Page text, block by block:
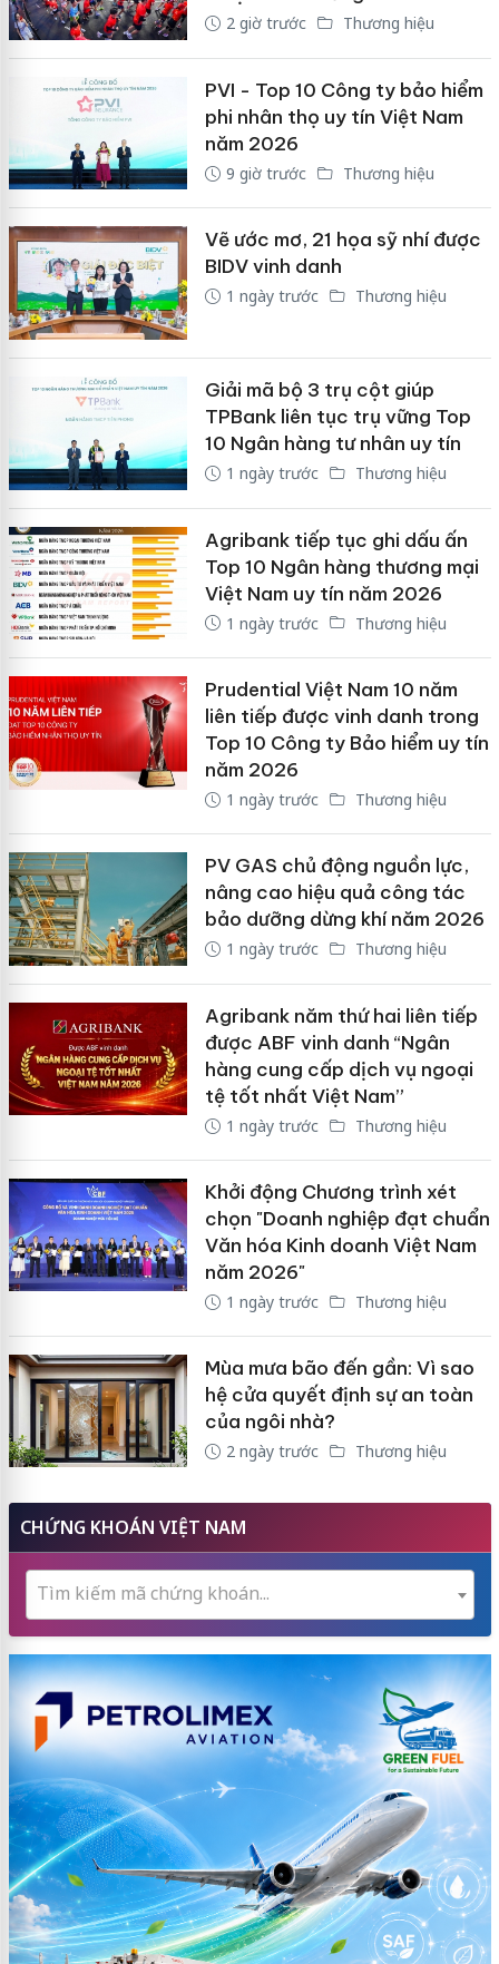
2 giờ trước Thương hiệu
PVI - Top 10 Công ty bảo hiểm
phi nhân thọ uy tín Việt Nam
năm 2026
9 giờ trước Thương hiệu
Vẽ ước mơ, 21 họa sỹ nhí được
BIDV vinh danh
1 ngày trước Thương hiệu
Giải mã bộ 3 trụ cột giúp
TPBank liên tục trụ vững Top
10 Ngân hàng tư nhân uy tín
1 ngày trước Thương hiệu
Agribank tiếp tục ghi dấu ấn
Top 10 Ngân hàng thương mại
Việt Nam uy tín năm 2026
1 ngày trước Thương hiệu
Prudential Việt Nam 10 năm
liên tiếp được vinh danh trong
Top 10 Công ty Bảo hiểm uy tín
năm 2026
1 ngày trước Thương hiệu
PV GAS chủ động nguồn lực,
nâng cao hiệu quả công tác
bảo dưỡng dừng khí năm 2026
1 ngày trước Thương hiệu
Agribank năm thứ hai liên tiếp
được ABF vinh danh “Ngân
hàng cung cấp dịch vụ ngoại
tệ tốt nhất Việt Nam”
1 ngày trước Thương hiệu
Khởi động Chương trình xét
chọn "Doanh nghiệp đạt chuẩn
Văn hóa Kinh doanh Việt Nam
năm 2026"
1 ngày trước Thương hiệu
Mùa mưa bão đến gần: Vì sao
hệ cửa quyết định sự an toàn
của ngôi nhà?
2 ngày trước Thương hiệu
CHỨNG KHOÁN VIỆT NAM
Tìm kiếm mã chứng khoán...